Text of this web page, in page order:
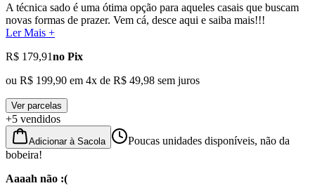
A técnica sado é uma ótima opção para aqueles casais que buscam
novas formas de prazer. Vem cá, desce aqui e saiba mais!!!
Ler Mais +
R$ 179,91no Pix
ou R$ 199,90 em 4x de R$ 49,98 sem juros
Ver parcelas
+5 vendidos
Adicionar à Sacola
Poucas unidades disponíveis, não da
bobeira!
Aaaah não :(